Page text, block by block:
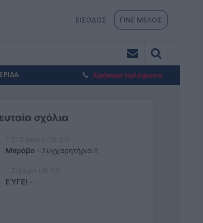
ΕΙΣΟΔΟΣ ΓΙΝΕ ΜΕΛΟΣ
Χρήσιμα τηλέφωνα
σχόλια
Μπράβο - Συγχαρητήρια !!
ΕΎΓΕ! - .